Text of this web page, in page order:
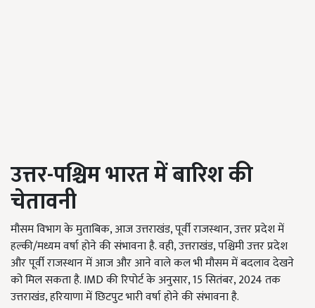
उत्तर-पश्चिम भारत में बारिश की
चेतावनी
मौसम विभाग के मुताबिक, आज उत्तराखंड, पूर्वी राजस्थान, उत्तर प्रदेश में
हल्की/मध्यम वर्षा होने की संभावना है. वही, उत्तराखंड, पश्चिमी उत्तर प्रदेश
और पूर्वी राजस्थान में आज और आने वाले कल भी मौसम में बदलाव देखने
को मिल सकता है. IMD की रिपोर्ट के अनुसार, 15 सितंबर, 2024 तक
उत्तराखंड, हरियाणा में छिटपुट भारी वर्षा होने की संभावना है.